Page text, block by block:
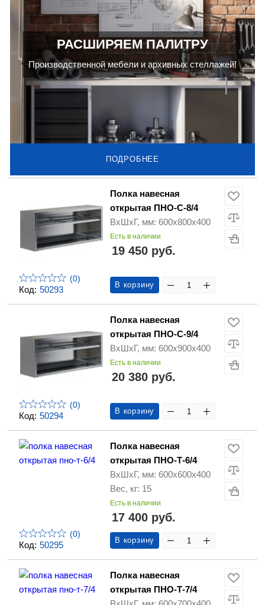
РАСШИРЯЕМ ПАЛИТРУ
Производственной мебели и архивных стеллажей!
ПОДРОБНЕЕ
Код: 50293
(0)
Полка навесная
открытая ПНО-С-8/4
ВхШхГ, мм: 600х800х400
Есть в наличии
19 450 руб.
В корзину
Код: 50294
(0)
Полка навесная
открытая ПНО-С-9/4
ВхШхГ, мм: 600х900х400
Есть в наличии
20 380 руб.
В корзину
Код: 50295
(0)
Полка навесная
открытая ПНО-Т-6/4
ВхШхГ, мм: 600х600х400
Вес, кг: 15
Есть в наличии
17 400 руб.
В корзину
Полка навесная
открытая ПНО-Т-7/4